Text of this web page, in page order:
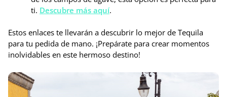
ti. Descubre más aquí.
Estos enlaces te llevarán a descubrir lo mejor de Tequila
para tu pedida de mano. ¡Prepárate para crear momentos
inolvidables en este hermoso destino!